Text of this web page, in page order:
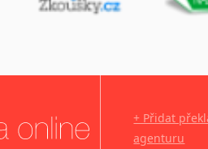
+ Přidat
agenturu